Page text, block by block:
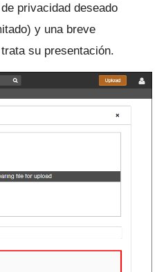
privacidad deseado
y una breve
su presentación.